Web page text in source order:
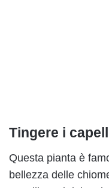
Tingere i
Questa pianta è
bellezza delle